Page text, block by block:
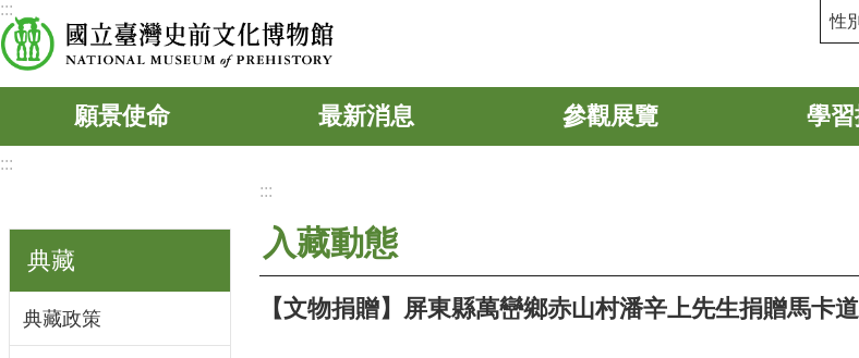
跳到主要內容區塊
:::
性
願景使命 最新消息 參觀展覽 學
:::
典藏
典藏政策
:::
入藏動態
【文物捐贈】屏東縣萬巒鄉赤山村潘辛上先生捐贈馬卡